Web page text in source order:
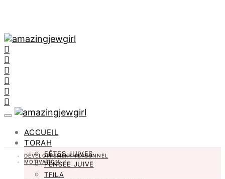
ACCUEIL
TORAH
FÊTES JUIVES
PENSÉE JUIVE
TFILA
DÉVELOPPEMENT PERSONNEL
MOTIVATION